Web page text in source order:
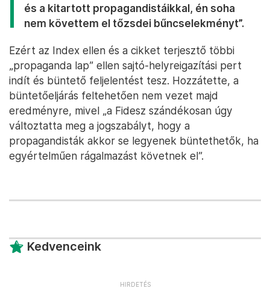
és a kitartott propagandistáikkal, én soha
nem követtem el tőzsdei bűncselekményt”.
Ezért az Index ellen és a cikket terjesztő többi
„propaganda lap” ellen sajtó-helyreigazítási pert
indít és büntető feljelentést tesz. Hozzátette, a
büntetőeljárás feltehetően nem vezet majd
eredményre, mivel „a Fidesz szándékosan úgy
változtatta meg a jogszabályt, hogy a
propagandisták akkor se legyenek büntethetők, ha
egyértelműen rágalmazást követnek el”.
Kedvenceink